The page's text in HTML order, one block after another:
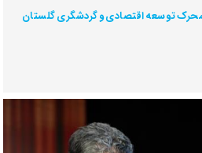
محرک توسعه اقتصادی و گردشگری گلستان